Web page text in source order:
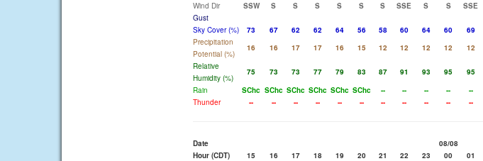
Wind Dir
SSW S S S S S S SSE S S SSE
Gust
Sky Cover (%)
73 67 62 62 64 56 58 60 64 60 69
Precipitation
Potential (%)
16 16 17 17 16 15 12 12 12 12 12
Relative
Humidity (%)
75 73 73 77 79 83 87 91 93 95 95
Rain
SChc SChc SChc SChc SChc SChc -- -- -- -- --
Thunder
-- -- -- -- -- -- -- -- -- -- --
Date
08/08
Hour (CDT)
15 16 17 18 19 20 21 22 23 00 01